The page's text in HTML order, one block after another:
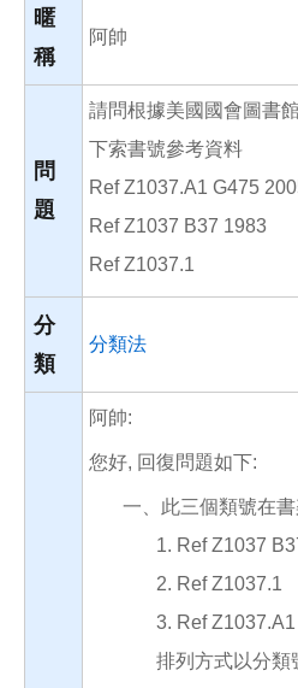
暱
稱
阿帥
問
題
請問根據美國國會圖書
下索書號參考資料
Ref Z1037.A1 G475
Ref Z1037 B37 1983
Ref Z1037.1
分
類
分類法
阿帥:
您好, 回復問題如下:
一、此三個類號在書
1. Ref Z1037 B37
2. Ref Z1037.1
3. Ref Z1037.A1
排列方式以分類號